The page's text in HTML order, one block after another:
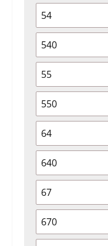
54
540
55
550
64
640
67
670